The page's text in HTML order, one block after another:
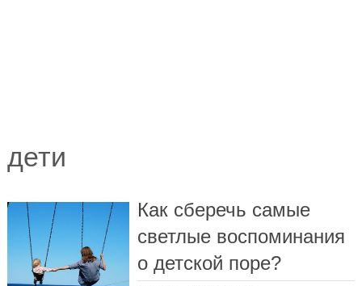
дети
Как сберечь самые
светлые воспоминания
о детской поре?